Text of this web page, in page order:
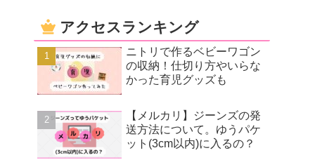
アクセスランキング
ニトリで作るベビーワゴン
の収納！仕切り方やいらな
かった育児グッズも
【メルカリ】ジーンズの発
送方法について。ゆうパケ
ット(3cm以内)に入るの？